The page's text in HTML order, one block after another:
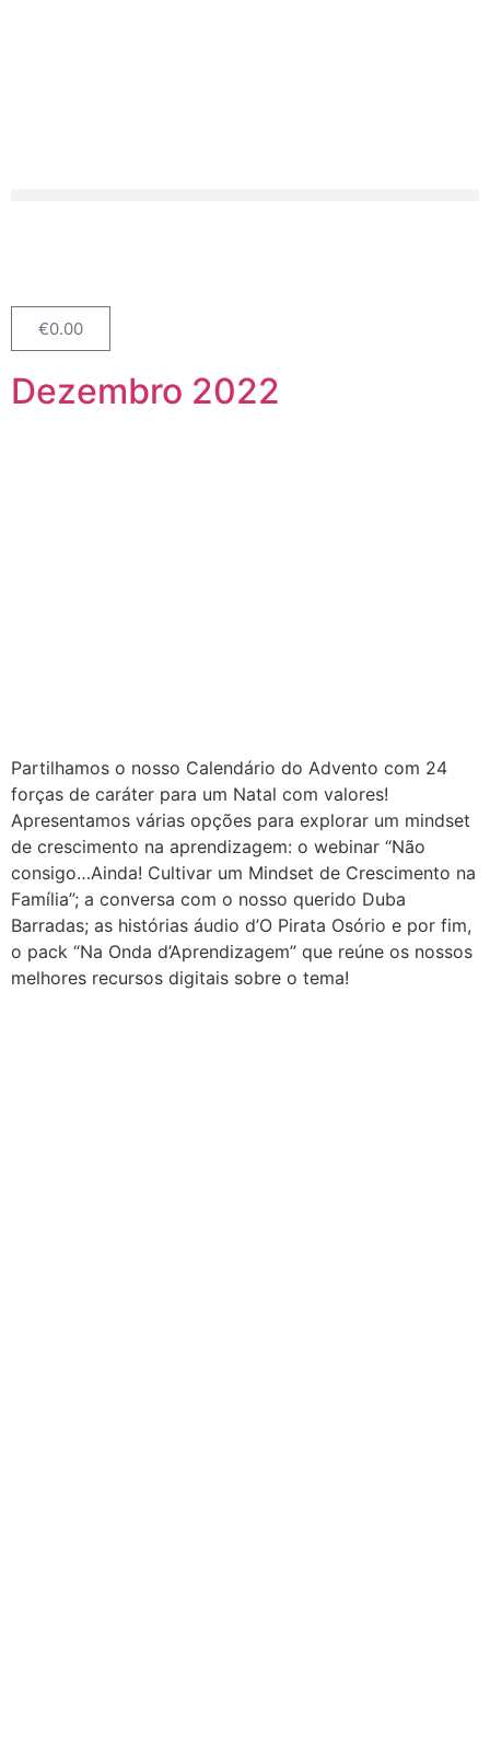
€0.00
Dezembro 2022
Partilhamos o nosso Calendário do Advento com 24
forças de caráter para um Natal com valores!
Apresentamos várias opções para explorar um mindset
de crescimento na aprendizagem: o webinar “Não
consigo…Ainda! Cultivar um Mindset de Crescimento na
Família”; a conversa com o nosso querido Duba
Barradas; as histórias áudio d’O Pirata Osório e por fim,
o pack “Na Onda d’Aprendizagem” que reúne os nossos
melhores recursos digitais sobre o tema!